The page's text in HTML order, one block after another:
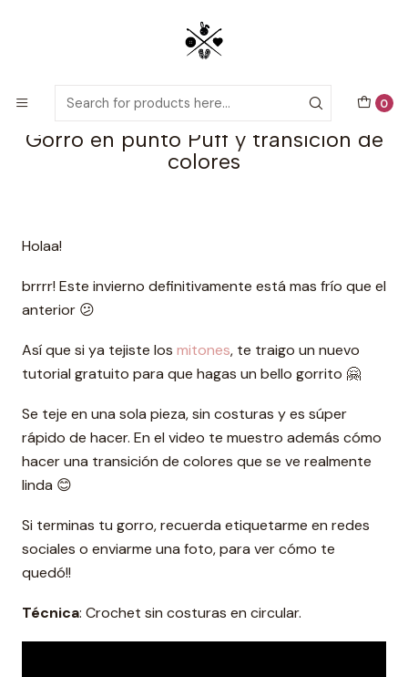
0
Detailed PDF patterns with video tutorials, everything you need to
Gorro en punto Puff y transición de
colores
Holaa!
brrrr! Este invierno definitivamente está mas frío que el
anterior 😕
Así que si ya tejiste los mitones, te traigo un nuevo
tutorial gratuito para que hagas un bello gorrito 🤗
Se teje en una sola pieza, sin costuras y es súper
rápido de hacer. En el video te muestro además cómo
hacer una transición de colores que se ve realmente
linda 😊
Si terminas tu gorro, recuerda etiquetarme en redes
sociales o enviarme una foto, para ver cómo te
quedó!!
Técnica: Crochet sin costuras en circular.